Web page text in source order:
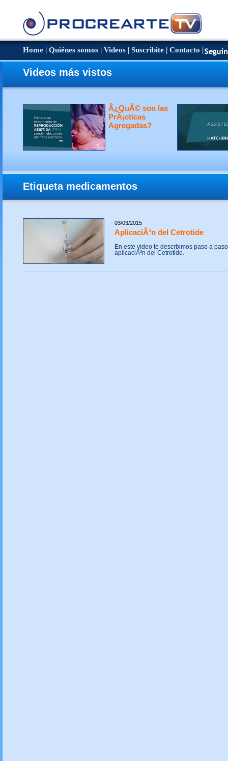
Home | Quiénes somos | Videos | Suscribite | Contacto |
Videos más vistos
Â¿QuÃ© son las
PrÃ¡cticas
Agregadas?
Etiqueta medicamentos
03/03/2015
AplicaciÃ³n del Cetrotide
En este video te descrbimos paso a
aplicaciÃ³n del Cetrotide.